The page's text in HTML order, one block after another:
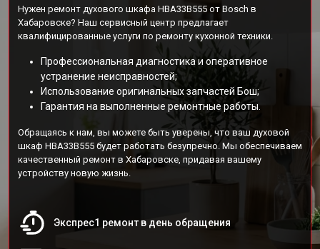
Нужен ремонт духового шкафа HBA33B555 от Bosch в
Хабаровске? Наш сервисный центр предлагает
квалифицированные услуги по ремонту кухонной техники.
Профессиональная диагностика и оперативное
устранение неисправностей;
Использование оригинальных запчастей Бош;
Гарантия на выполненные ремонтные работы.
Обращаясь к нам, вы можете быть уверены, что ваш духовой
шкаф HBA33B555 будет работать безупречно. Мы обеспечиваем
качественный ремонт в Хабаровске, придавая вашему
устройству новую жизнь.
Экспрес1 ремонт в день обращения